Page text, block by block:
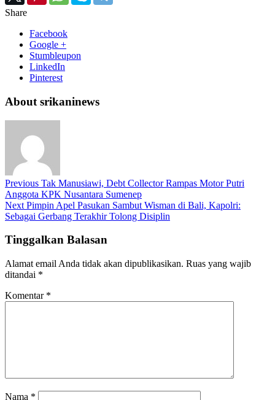
Share
Facebook
Google +
Stumbleupon
LinkedIn
Pinterest
About srikaninews
Previous Tak Manusiawi, Debt Collector Rampas Motor Putri
Anggota KPK Nusantara Sumenep
Next Pimpin Apel Pasukan Sambut Wisman di Bali, Kapolri:
Sebagai Gerbang Terakhir Tolong Disiplin
Tinggalkan Balasan
Alamat email Anda tidak akan dipublikasikan. Ruas yang wajib
ditandai *
Komentar *
Nama *